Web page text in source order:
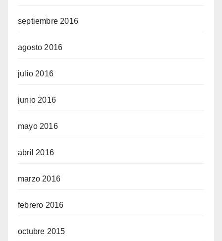
septiembre 2016
agosto 2016
julio 2016
junio 2016
mayo 2016
abril 2016
marzo 2016
febrero 2016
octubre 2015